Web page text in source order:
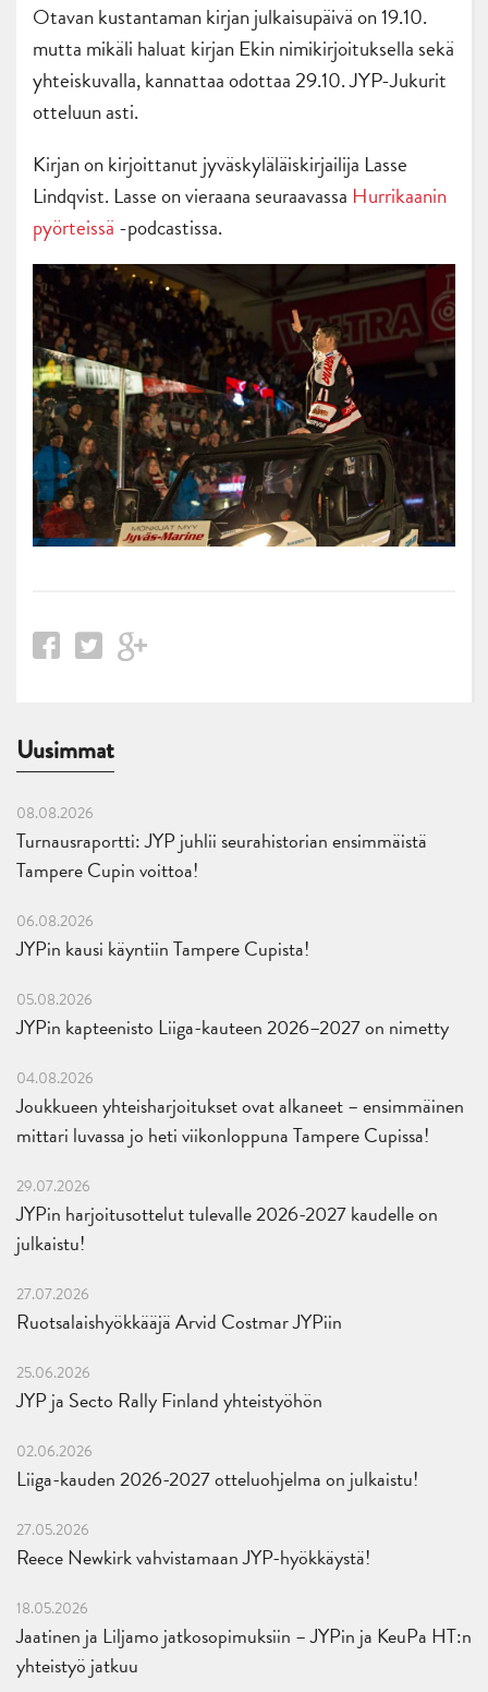
Otavan kustantaman kirjan julkaisupäivä on 19.10.
mutta mikäli haluat kirjan Ekin nimikirjoituksella sekä
yhteiskuvalla, kannattaa odottaa 29.10. JYP-Jukurit
otteluun asti.
Kirjan on kirjoittanut jyväskyläläiskirjailija Lasse
Lindqvist. Lasse on vieraana seuraavassa Hurrikaanin
pyörteissä -podcastissa.
Uusimmat
08.08.2026
Turnausraportti: JYP juhlii seurahistorian ensimmäistä
Tampere Cupin voittoa!
06.08.2026
JYPin kausi käyntiin Tampere Cupista!
05.08.2026
JYPin kapteenisto Liiga-kauteen 2026–2027 on nimetty
04.08.2026
Joukkueen yhteisharjoitukset ovat alkaneet – ensimmäinen
mittari luvassa jo heti viikonloppuna Tampere Cupissa!
29.07.2026
JYPin harjoitusottelut tulevalle 2026-2027 kaudelle on
julkaistu!
27.07.2026
Ruotsalaishyökkääjä Arvid Costmar JYPiin
25.06.2026
JYP ja Secto Rally Finland yhteistyöhön
02.06.2026
Liiga-kauden 2026-2027 otteluohjelma on julkaistu!
27.05.2026
Reece Newkirk vahvistamaan JYP-hyökkäystä!
18.05.2026
Jaatinen ja Liljamo jatkosopimuksiin – JYPin ja KeuPa HT:n
yhteistyö jatkuu